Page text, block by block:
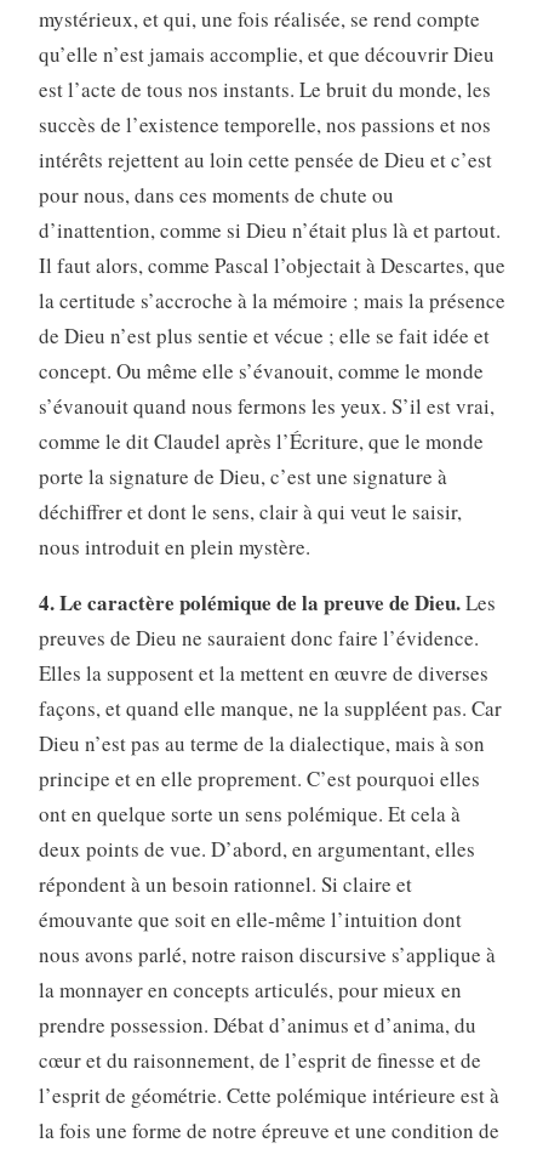
mystérieux, et qui, une fois réalisée, se rend compte
qu’elle n’est jamais accomplie, et que découvrir Dieu
est l’acte de tous nos instants. Le bruit du monde, les
succès de l’existence temporelle, nos passions et nos
intérêts rejettent au loin cette pensée de Dieu et c’est
pour nous, dans ces moments de chute ou
d’inattention, comme si Dieu n’était plus là et partout.
Il faut alors, comme Pascal l’objectait à Descartes, que
la certitude s’accroche à la mémoire ; mais la présence
de Dieu n’est plus sentie et vécue ; elle se fait idée et
concept. Ou même elle s’évanouit, comme le monde
s’évanouit quand nous fermons les yeux. S’il est vrai,
comme le dit Claudel après l’Écriture, que le monde
porte la signature de Dieu, c’est une signature à
déchiffrer et dont le sens, clair à qui veut le saisir,
nous introduit en plein mystère.
4. Le caractère polémique de la preuve de Dieu.Les
preuves de Dieu ne sauraient donc faire l’évidence.
Elles la supposent et la mettent en œuvre de diverses
façons, et quand elle manque, ne la suppléent pas. Car
Dieu n’est pas au terme de la dialectique, mais à son
principe et en elle proprement. C’est pourquoi elles
ont en quelque sorte un sens polémique. Et cela à
deux points de vue. D’abord, en argumentant, elles
répondent à un besoin rationnel. Si claire et
émouvante que soit en elle-même l’intuition dont
nous avons parlé, notre raison discursive s’applique à
la monnayer en concepts articulés, pour mieux en
prendre possession. Débat d’animus et d’anima, du
cœur et du raisonnement, de l’esprit de finesse et de
l’esprit de géométrie. Cette polémique intérieure est à
la fois une forme de notre épreuve et une condition de